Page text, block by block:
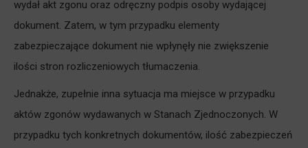
wydał akt zgonu oraz odręczny podpis osoby wydającej
dokument. Zatem, w tym przypadku elementy
zabezpieczające dokument nie wpłynęły nie zwiększenie
ilości stron rozliczeniowych tłumaczenia.
Jednakże, zupełnie inna sytuacja ma miejsce w przypadku
aktów zgonów wydawanych w Stanach Zjednoczonych. W
przypadku tych konkretnych dokumentów, ilość zabezpieczeń